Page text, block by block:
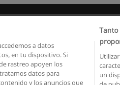
Copyright © Educaedu Business
a datos
en tu dispositivo. Si
rastreo apoyen los
datos para
y los anuncios que
un